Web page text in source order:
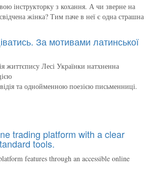
інструкторку з кохання. А чи зверне на
жінка? Тим паче в неї є одна страшна
За мотивами латинської
життєпису Лесі Українки натхненна
та однойменною поезією письменниці.
trading platform with a clear
tools.
features through an accessible online